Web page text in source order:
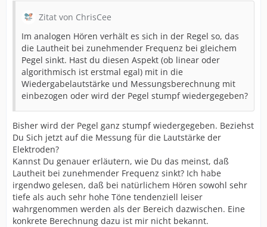
Zitat von ChrisCee
Im analogen Hören verhält es sich in der Regel so, das
die Lautheit bei zunehmender Frequenz bei gleichem
Pegel sinkt. Hast du diesen Aspekt (ob linear oder
algorithmisch ist erstmal egal) mit in die
Wiedergabelautstärke und Messungsberechnung mit
einbezogen oder wird der Pegel stumpf wiedergegeben?
Bisher wird der Pegel ganz stumpf wiedergegeben. Beziehst
Du Sich jetzt auf die Messung für die Lautstärke der
Elektroden?
Kannst Du genauer erläutern, wie Du das meinst, daß
Lautheit bei zunehmender Frequenz sinkt? Ich habe
irgendwo gelesen, daß bei natürlichem Hören sowohl sehr
tiefe als auch sehr hohe Töne tendenziell leiser
wahrgenommen werden als der Bereich dazwischen. Eine
konkrete Berechnung dazu ist mir nicht bekannt.